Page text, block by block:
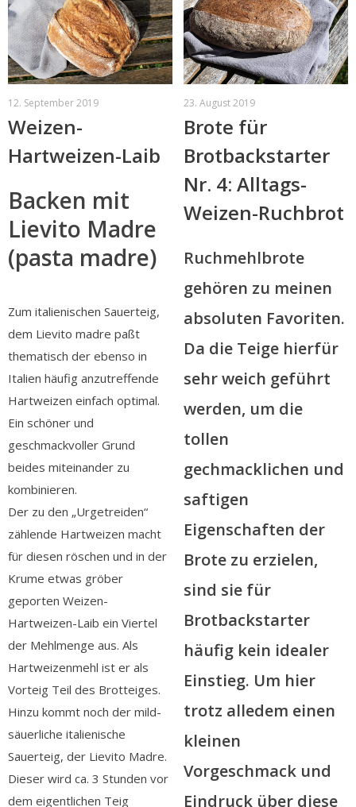
12. September 2019
Weizen-
Hartweizen-Laib
Backen mit
Lievito Madre
(pasta madre)
Zum italienischen Sauerteig,
dem Lievito madre paßt
thematisch der ebenso in
Italien häufig anzutreffende
Hartweizen einfach optimal.
Ein schöner und
geschmackvoller Grund
beides miteinander zu
kombinieren.
Der zu den „Urgetreiden“
zählende Hartweizen macht
für diesen röschen und in der
Krume etwas gröber
geporten Weizen-
Hartweizen-Laib ein Viertel
der Mehlmenge aus. Als
Hartweizenmehl ist er als
Vorteig Teil des Brotteiges.
Hinzu kommt noch der mild-
säuerliche italienische
Sauerteig, der Lievito Madre.
Dieser wird ca. 3 Stunden vor
dem eigentlichen Teig
23. August 2019
Brote für
Brotbackstarter
Nr. 4: Alltags-
Weizen-Ruchbrot
Ruchmehlbrote
gehören zu meinen
absoluten Favoriten.
Da die Teige hierfür
sehr weich geführt
werden, um die
tollen
gechmacklichen und
saftigen
Eigenschaften der
Brote zu erzielen,
sind sie für
Brotbackstarter
häufig kein idealer
Einstieg. Um hier
trotz alledem einen
kleinen
Vorgeschmack und
Eindruck über diese